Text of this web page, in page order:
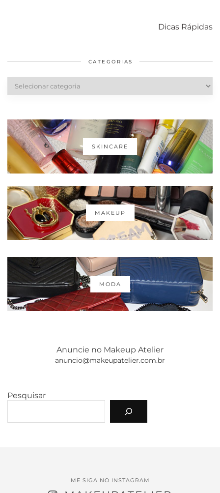
Dicas Rápidas
diários
cabelos
CATEGORIAS
SKINCARE
MAKEUP
MODA
Anuncie no Makeup Atelier
anuncio@makeupatelier.com.br
Pesquisar
ME SIGA NO INSTAGRAM